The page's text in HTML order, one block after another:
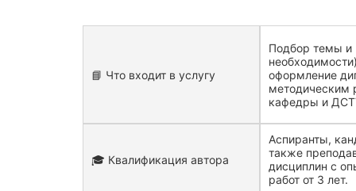
📘 Что входит в услугу
Подбор темы и
оформление
методическим
кафедры и
🎓 Квалификация автора
Аспиранты,
также
дисциплин с
работ от 3 лет.